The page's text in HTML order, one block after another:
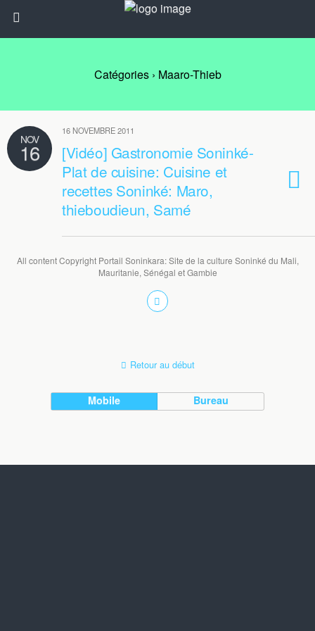
Catégories › Maaro-Thieb
NOV
16
16 NOVEMBRE 2011
[Vidéo] Gastronomie Soninké-
Plat de cuisine: Cuisine et
recettes Soninké: Maro,
thieboudieun, Samé
All content Copyright Portail Soninkara: Site de la culture Soninké du Mali,
Mauritanie, Sénégal et Gambie
Retour au début
Mobile Bureau